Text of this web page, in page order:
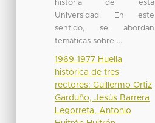
historia de esta
Universidad. En este
sentido, se abordan
temáticas sobre ...
1969-1977 Huella
histórica de tres
rectores: Guillermo Ortiz
Garduño, Jesús Barrera
Legorreta, Antonio